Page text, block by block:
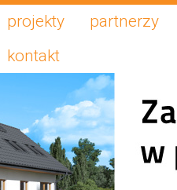
projekty partnerzy
kontakt